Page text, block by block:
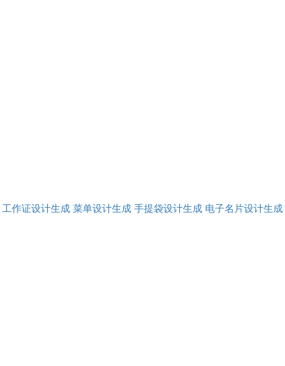
工作证设计生成 菜单设计生成 手提袋设计生成 电子名片设计生成